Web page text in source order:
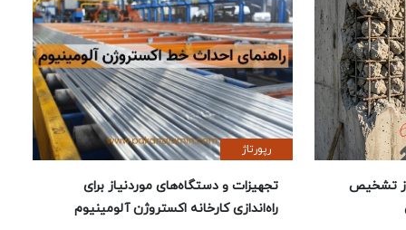
تشخیص
رپورتاژ
تجهیزات و دستگاه‌های موردنیاز برای
راه‌اندازی کارخانه اکستروژن آلومینیوم